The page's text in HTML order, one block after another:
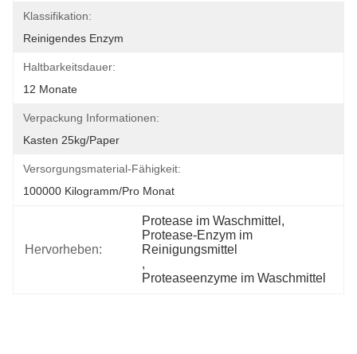
Klassifikation:
Reinigendes Enzym
Haltbarkeitsdauer:
12 Monate
Verpackung Informationen:
Kasten 25kg/paper
Versorgungsmaterial-Fähigkeit:
100000 Kilogramm/pro Monat
Hervorheben:
Protease im Waschmittel ,
Protease-Enzym im
Reinigungsmittel
,
Proteaseenzyme im Waschmittel